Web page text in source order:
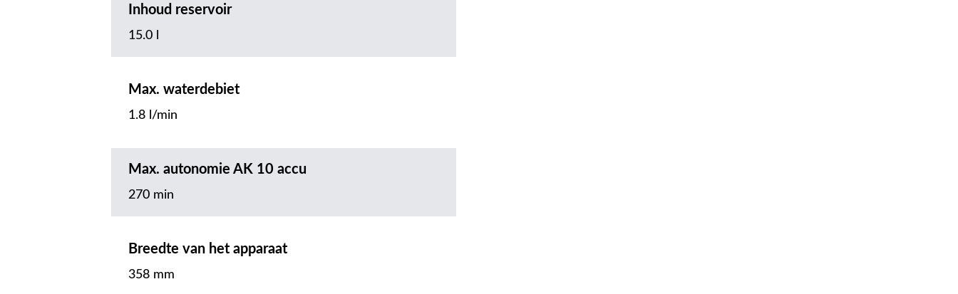
Inhoud reservoir
15.0 l
Max. waterdebiet
1.8 l/min
Max. autonomie AK 10 accu
270 min
Breedte van het apparaat
358 mm